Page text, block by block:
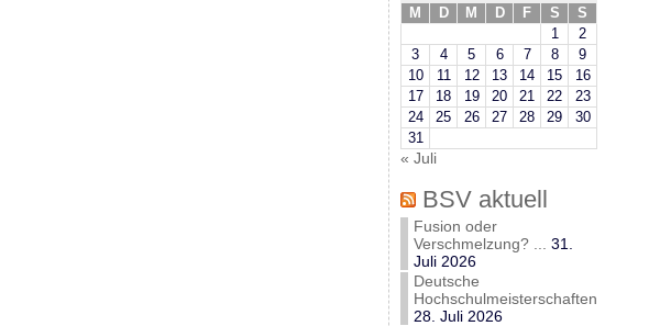
M
D M D F S
S
1
2
3
4 5 6 7 8
9
10
11 12 13 14 15
16
17
18 19 20 21 22
23
24
25 26 27 28 29
30
31
« Juli
BSV aktuell
Fusion oder
Verschmelzung? ...
31.
Juli 2026
Deutsche
Hochschulmeisterschaften
28. Juli 2026